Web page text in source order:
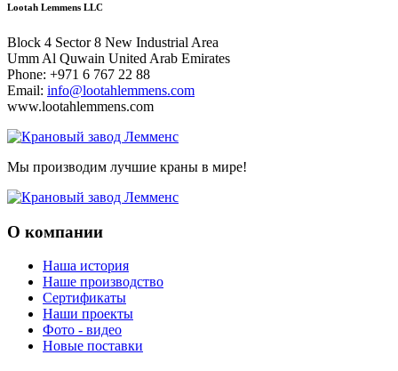
Lootah Lemmens LLC
Block 4 Sector 8 New Industrial Area
Umm Al Quwain United Arab Emirates
Phone: +971 6 767 22 88
Email: info@lootahlemmens.com
www.lootahlemmens.com
Мы производим лучшие краны в мире!
О компании
Наша история
Наше производство
Сертификаты
Наши проекты
Фото - видео
Новые поставки